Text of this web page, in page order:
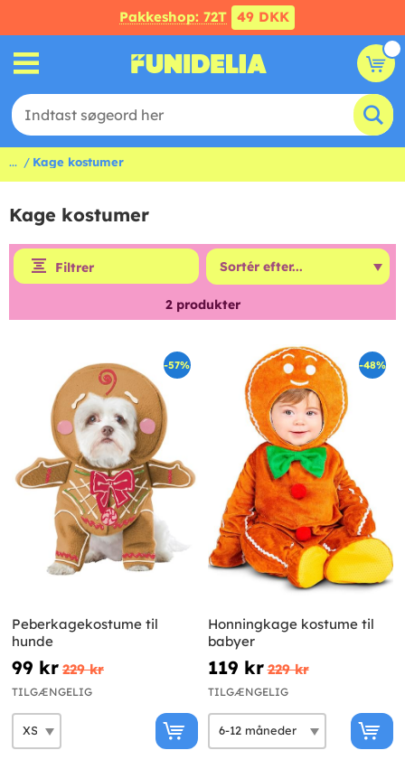
Pakkeshop: 72T 49 DKK
... Kage kostumer
Kage kostumer
Filtrer
2produkter
-57%
Peberkagekostume til
hunde
99 kr 229 kr
TILGÆNGELIG
-48%
Honningkage kostume til
babyer
119 kr 229 kr
TILGÆNGELIG